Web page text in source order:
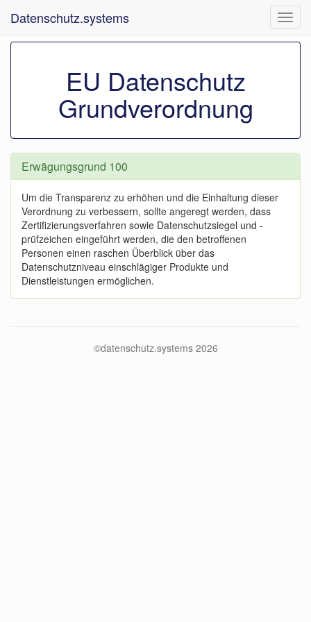
ein-/
Datenschutz.systems
EU Datenschutz
Grundverordnung
Erwägungsgrund 100
Um die Transparenz zu erhöhen und die Einhaltung dieser
Verordnung zu verbessern, sollte angeregt werden, dass
Zertifizierungsverfahren sowie Datenschutzsiegel und -
prüfzeichen eingeführt werden, die den betroffenen
Personen einen raschen Überblick über das
Datenschutzniveau einschlägiger Produkte und
Dienstleistungen ermöglichen.
©datenschutz.systems 2026